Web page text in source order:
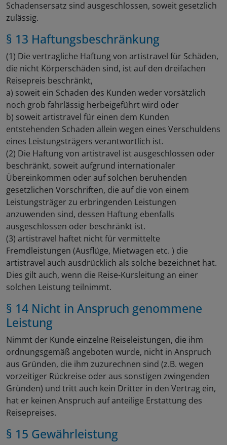
Schadensersatz sind ausgeschlossen, soweit gesetzlich
zulässig.
§ 13 Haftungsbeschränkung
(1) Die vertragliche Haftung von artistravel für Schäden,
die nicht Körperschäden sind, ist auf den dreifachen
Reisepreis beschränkt,
a) soweit ein Schaden des Kunden weder vorsätzlich
noch grob fahrlässig herbeigeführt wird oder
b) soweit artistravel für einen dem Kunden
entstehenden Schaden allein wegen eines Verschuldens
eines Leistungsträgers verantwortlich ist.
(2) Die Haftung von artistravel ist ausgeschlossen oder
beschränkt, soweit aufgrund internationaler
Übereinkommen oder auf solchen beruhenden
gesetzlichen Vorschriften, die auf die von einem
Leistungsträger zu erbringenden Leistungen
anzuwenden sind, dessen Haftung ebenfalls
ausgeschlossen oder beschränkt ist.
(3) artistravel haftet nicht für vermittelte
Fremdleistungen (Ausflüge, Mietwagen etc. ) die
artistravel auch ausdrücklich als solche bezeichnet hat.
Dies gilt auch, wenn die Reise-Kursleitung an einer
solchen Leistung teilnimmt.
§ 14 Nicht in Anspruch genommene
Leistung
Nimmt der Kunde einzelne Reiseleistungen, die ihm
ordnungsgemäß angeboten wurde, nicht in Anspruch
aus Gründen, die ihm zuzurechnen sind (z.B. wegen
vorzeitiger Rückreise oder aus sonstigen zwingenden
Gründen) und tritt auch kein Dritter in den Vertrag ein,
hat er keinen Anspruch auf anteilige Erstattung des
Reisepreises.
§ 15 Gewährleistung